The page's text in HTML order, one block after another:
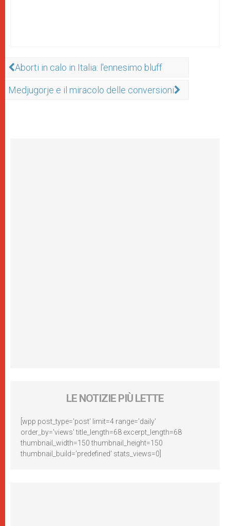
Aborti in calo in Italia: l'ennesimo bluff
Medjugorje e il miracolo delle conversioni
LE NOTIZIE PIÙ LETTE
[wpp post_type='post' limit=4 range='daily'
order_by='views' title_length=68 excerpt_length=68
thumbnail_width=150 thumbnail_height=150
thumbnail_build='predefined' stats_views=0]